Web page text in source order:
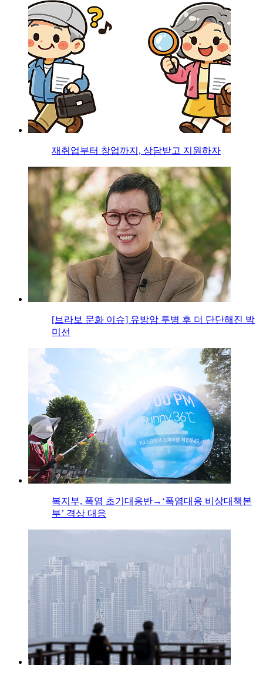
재취업부터 창업까지, 상담받고 지원하자
[브라보 문화 이슈] 유방암 투병 후 더 단단해진 박
미선
복지부, 폭염 초기대응반→‘폭염대응 비상대책본
부’ 격상 대응